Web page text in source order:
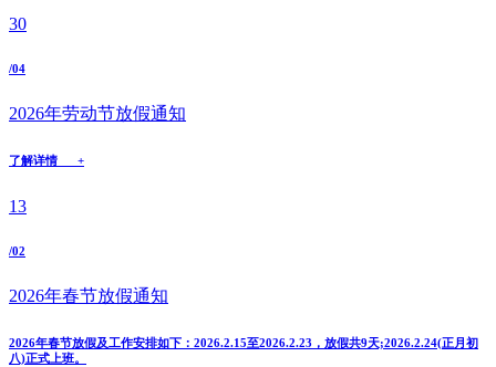
30
/04
2026年劳动节放假通知
了解详情 +
13
/02
2026年春节放假通知
2026年春节放假及工作安排如下：2026.2.15至2026.2.23，放假共9天;2026.2.24(正月初
八)正式上班。